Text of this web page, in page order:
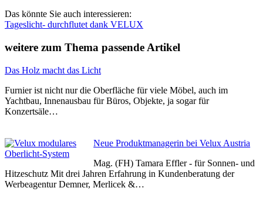
Das könnte Sie auch interessieren:
Tageslicht- durchflutet dank VELUX
weitere zum Thema passende Artikel
Das Holz macht das Licht
Furnier ist nicht nur die Oberfläche für viele Möbel, auch im
Yachtbau, Innenausbau für Büros, Objekte, ja sogar für
Konzertsäle…
Neue Produktmanagerin bei Velux Austria
Mag. (FH) Tamara Effler - für Sonnen- und
Hitzeschutz Mit drei Jahren Erfahrung in Kundenberatung der
Werbeagentur Demner, Merlicek &…